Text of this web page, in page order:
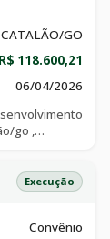
GO
R$ 118.600,21
06/04/2026
go ,
Execução
Convênio